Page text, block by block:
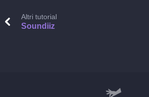
Altri tutorial
Soundiiz